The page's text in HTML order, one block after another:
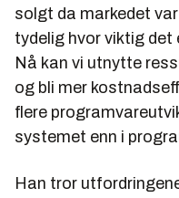
solgt da markedet
tydelig hvor viktig det
Nå kan vi utnytte
og bli mer
flere
systemet enn i
Han tror